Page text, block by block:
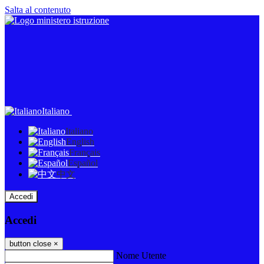
Salta al contenuto
Italiano
Italiano
English
Français
Español
中文
Accedi
Accedi
button close ×
Nome Utente